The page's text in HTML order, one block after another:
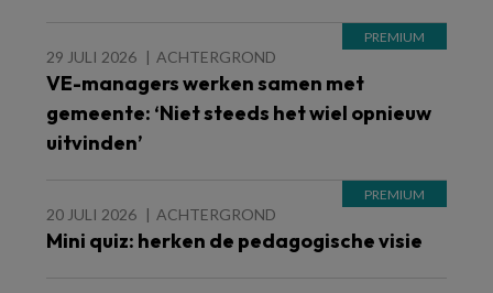
29 JULI 2026 ACHTERGROND
VE-managers werken samen met
gemeente: ‘Niet steeds het wiel opnieuw
uitvinden’
20 JULI 2026 ACHTERGROND
Mini quiz: herken de pedagogische visie